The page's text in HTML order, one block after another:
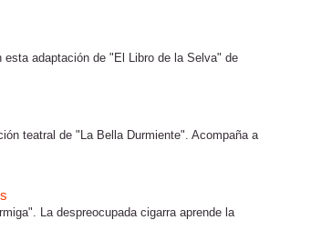
adaptación de "El Libro de la Selva" de
teatral de "La Bella Durmiente". Acompaña a
La despreocupada cigarra aprende la